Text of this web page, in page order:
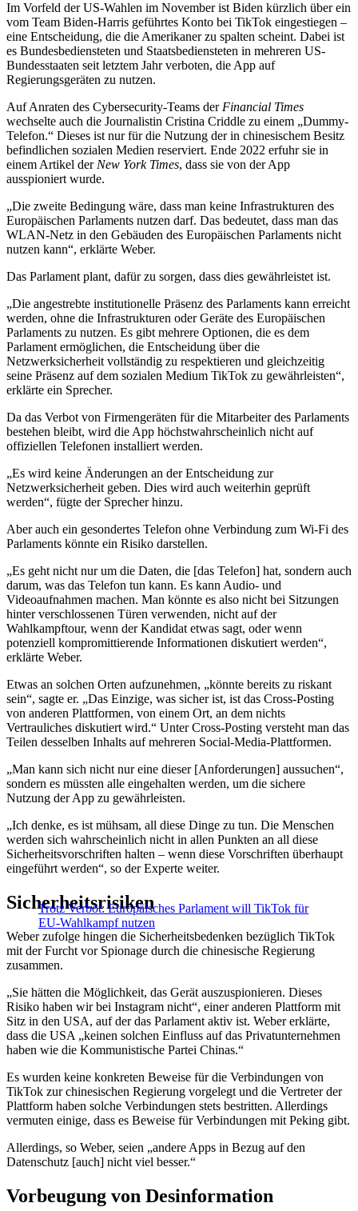
Im Vorfeld der US-Wahlen im November ist Biden kürzlich über ein
vom Team Biden-Harris geführtes Konto bei TikTok eingestiegen –
eine Entscheidung, die die Amerikaner zu spalten scheint. Dabei ist
es Bundesbediensteten und Staatsbediensteten in mehreren US-
Bundesstaaten seit letztem Jahr verboten, die App auf
Regierungsgeräten zu nutzen.
Auf Anraten des Cybersecurity-Teams der Financial Times
wechselte auch die Journalistin Cristina Criddle zu einem „Dummy-
Telefon.“ Dieses ist nur für die Nutzung der in chinesischem Besitz
befindlichen sozialen Medien reserviert. Ende 2022 erfuhr sie in
einem Artikel der New York Times, dass sie von der App
ausspioniert wurde.
„Die zweite Bedingung wäre, dass man keine Infrastrukturen des
Europäischen Parlaments nutzen darf. Das bedeutet, dass man das
WLAN-Netz in den Gebäuden des Europäischen Parlaments nicht
nutzen kann“, erklärte Weber.
Das Parlament plant, dafür zu sorgen, dass dies gewährleistet ist.
„Die angestrebte institutionelle Präsenz des Parlaments kann erreicht
werden, ohne die Infrastrukturen oder Geräte des Europäischen
Parlaments zu nutzen. Es gibt mehrere Optionen, die es dem
Parlament ermöglichen, die Entscheidung über die
Netzwerksicherheit vollständig zu respektieren und gleichzeitig
seine Präsenz auf dem sozialen Medium TikTok zu gewährleisten“,
erklärte ein Sprecher.
Da das Verbot von Firmengeräten für die Mitarbeiter des Parlaments
bestehen bleibt, wird die App höchstwahrscheinlich nicht auf
offiziellen Telefonen installiert werden.
„Es wird keine Änderungen an der Entscheidung zur
Netzwerksicherheit geben. Dies wird auch weiterhin geprüft
werden“, fügte der Sprecher hinzu.
Aber auch ein gesondertes Telefon ohne Verbindung zum Wi-Fi des
Parlaments könnte ein Risiko darstellen.
„Es geht nicht nur um die Daten, die [das Telefon] hat, sondern auch
darum, was das Telefon tun kann. Es kann Audio- und
Videoaufnahmen machen. Man könnte es also nicht bei Sitzungen
hinter verschlossenen Türen verwenden, nicht auf der
Wahlkampftour, wenn der Kandidat etwas sagt, oder wenn
potenziell kompromittierende Informationen diskutiert werden“,
erklärte Weber.
Etwas an solchen Orten aufzunehmen, „könnte bereits zu riskant
sein“, sagte er. „Das Einzige, was sicher ist, ist das Cross-Posting
von anderen Plattformen, von einem Ort, an dem nichts
Vertrauliches diskutiert wird.“ Unter Cross-Posting versteht man das
Teilen desselben Inhalts auf mehreren Social-Media-Plattformen.
„Man kann sich nicht nur eine dieser [Anforderungen] aussuchen“,
sondern es müssten alle eingehalten werden, um die sichere
Nutzung der App zu gewährleisten.
„Ich denke, es ist mühsam, all diese Dinge zu tun. Die Menschen
werden sich wahrscheinlich nicht in allen Punkten an all diese
Sicherheitsvorschriften halten – wenn diese Vorschriften überhaupt
eingeführt werden“, so der Experte weiter.
Trotz Verbot: Europäisches Parlament will TikTok für
EU-Wahlkampf nutzen
Sicherheitsrisiken
Weber zufolge hingen die Sicherheitsbedenken bezüglich TikTok
mit der Furcht vor Spionage durch die chinesische Regierung
zusammen.
„Sie hätten die Möglichkeit, das Gerät auszuspionieren. Dieses
Risiko haben wir bei Instagram nicht“, einer anderen Plattform mit
Sitz in den USA, auf der das Parlament aktiv ist. Weber erklärte,
dass die USA „keinen solchen Einfluss auf das Privatunternehmen
haben wie die Kommunistische Partei Chinas.“
Es wurden keine konkreten Beweise für die Verbindungen von
TikTok zur chinesischen Regierung vorgelegt und die Vertreter der
Plattform haben solche Verbindungen stets bestritten. Allerdings
vermuten einige, dass es Beweise für Verbindungen mit Peking gibt.
Allerdings, so Weber, seien „andere Apps in Bezug auf den
Datenschutz [auch] nicht viel besser.“
Vorbeugung von Desinformation